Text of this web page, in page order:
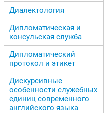
Диалектология
Дипломатическая и
консульская служба
Дипломатический
протокол и этикет
Дискурсивные
особенности служебных
единиц современного
английского языка